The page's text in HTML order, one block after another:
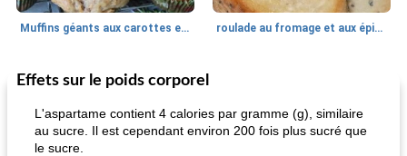
Muffins géants aux carottes et à la banane de Nif roulade au fromage et aux épinards
30min
Marques de confiance: recettes et
Effets sur le poids corporel
L'aspartame contient 4 calories par gramme (g), similaire
au sucre. Il est cependant environ 200 fois plus sucré que
le sucre.